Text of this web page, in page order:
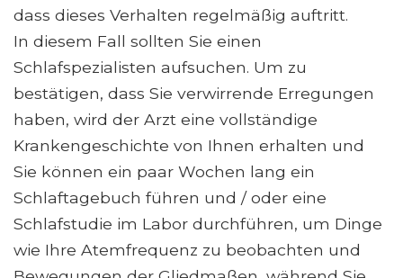
dass dieses Verhalten regelmäßig auftritt.
In diesem Fall sollten Sie einen
Schlafspezialisten aufsuchen. Um zu
bestätigen, dass Sie verwirrende Erregungen
haben, wird der Arzt eine vollständige
Krankengeschichte von Ihnen erhalten und
Sie können ein paar Wochen lang ein
Schlaftagebuch führen und / oder eine
Schlafstudie im Labor durchführen, um Dinge
wie Ihre Atemfrequenz zu beobachten und